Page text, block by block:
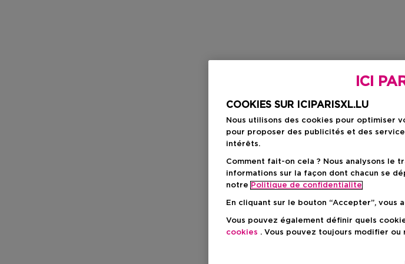
ICI
COOKIES SUR ICIPARISXL.LU
Nous utilisons des cookies pour optimiser
pour proposer des publicités et des
intérêts.
Comment fait-on cela ? Nous analysons le
informations sur la façon dont chacun se
notre Politique de confidentialite
En cliquant sur le bouton “Accepter”, vous
Vous pouvez également définir quels
cookies . Vous pouvez toujours modifier